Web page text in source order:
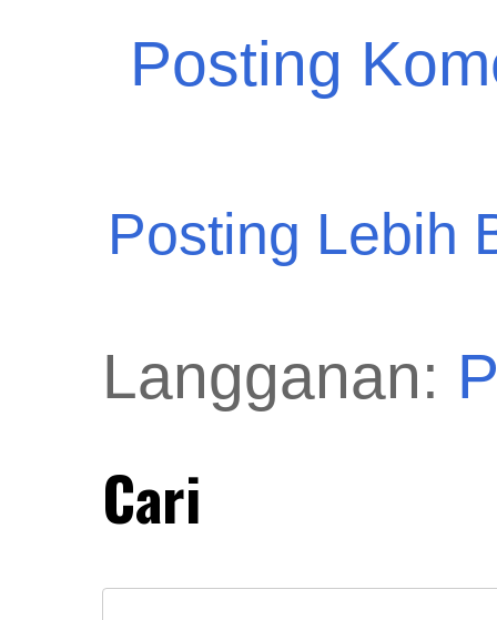
Posting
Posting Lebih
Langganan:
Cari